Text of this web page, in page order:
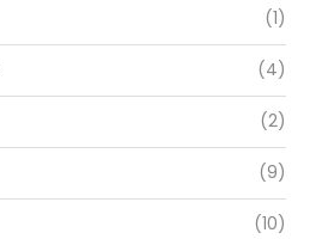
(1)
(4)
(2)
(9)
(10)